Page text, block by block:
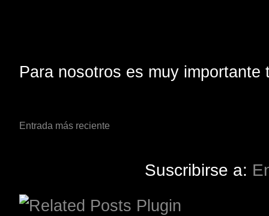
Para nosotros es muy
Entrada más reciente
Suscribirse a: